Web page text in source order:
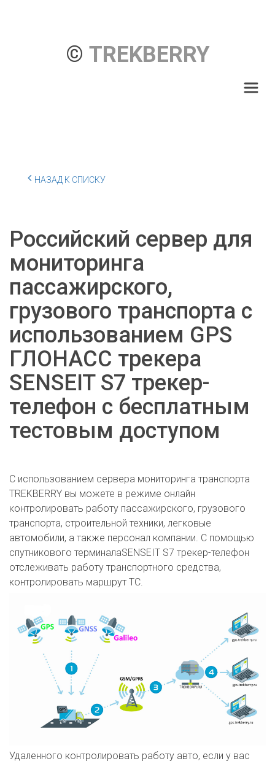
© TREKBERRY
НАЗАД К СПИСКУ
Российский сервер для
мониторинга
пассажирского,
грузового транспорта с
использованием GPS
ГЛОНАСС трекера
SENSEIT S7 трекер-
телефон с бесплатным
тестовым доступом
С использованием сервера мониторинга транспорта
TREKBERRY вы можете в режиме онлайн
контролировать работу пассажирского, грузового
транспорта, строительной техники, легковые
автомобили, а также персонал компании. С помощью
спутникового терминалаSENSEIT S7 трекер-телефон
отслеживать работу транспортного средства,
контролировать маршрут ТС.
Удаленного контролировать работу авто, если у вас